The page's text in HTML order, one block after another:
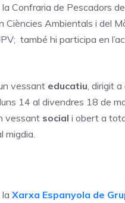
Confraria de Pescadors
Ciències Ambientals i del
també hi participa en
vessant educatiu , dirigit
14 al divendres 18 de
vessant social i obert a
migdia.
Xarxa Espanyola de